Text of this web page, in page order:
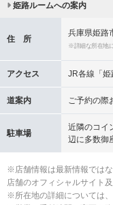
姫路ルームへの案内
住 所
兵庫県姫路
※詳細な所在地
アクセス JR各線「
道案内 ご予約の際
駐車場
近隣のコイ
辺に多数御
※店舗情報は最新情報では
店舗のオフィシャルサイト
※所在地の詳細については